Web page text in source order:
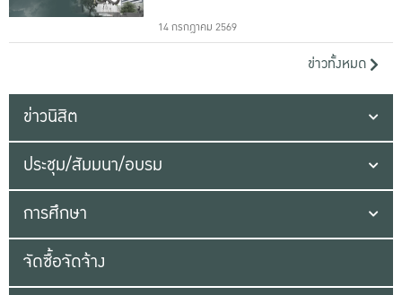
14 กรกฎาคม 2569
ข่าวทั้งหมด
ข่าวนิสิต
ประชุม/สัมมนา/อบรม
การศึกษา
จัดซื้อจัดจ้าง